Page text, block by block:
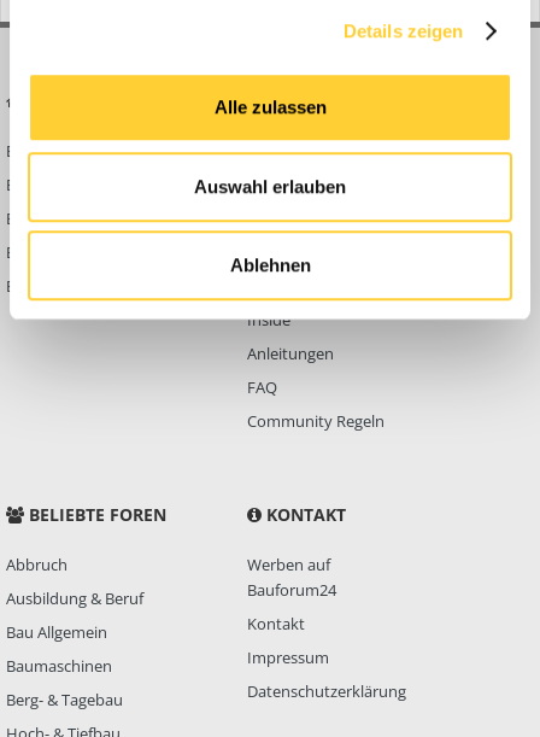
Details zeigen
Alle zulassen
Auswahl erlauben
Ablehnen
Bauforum24 News
Bauforum24 TV
BF24 Mediathek
BF24 Fotostrecken
Bauforum Shop
FORUM LINKS
Registrieren
Anmelden
Passwort vergessen?
Inside
Anleitungen
FAQ
Community Regeln
BELIEBTE FOREN
Abbruch
Ausbildung & Beruf
Bau Allgemein
Baumaschinen
Berg- & Tagebau
KONTAKT
Werben auf
Bauforum24
Kontakt
Impressum
Datenschutzerklärung